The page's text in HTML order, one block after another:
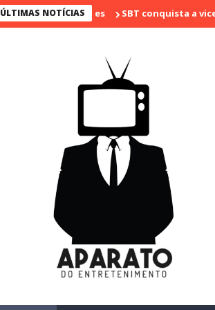
ÚLTIMAS NOTÍCIASSBT conquista a vice